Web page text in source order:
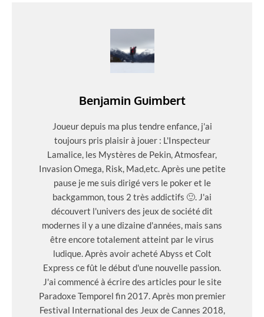
Benjamin Guimbert
Joueur depuis ma plus tendre enfance, j'ai
toujours pris plaisir à jouer : L'Inspecteur
Lamalice, les Mystères de Pekin, Atmosfear,
Invasion Omega, Risk, Mad,etc. Après une petite
pause je me suis dirigé vers le poker et le
backgammon, tous 2 très addictifs 🙂. J'ai
découvert l'univers des jeux de société dit
modernes il y a une dizaine d'années, mais sans
être encore totalement atteint par le virus
ludique. Après avoir acheté Abyss et Colt
Express ce fût le début d'une nouvelle passion.
J'ai commencé à écrire des articles pour le site
Paradoxe Temporel fin 2017. Après mon premier
Festival International des Jeux de Cannes 2018,